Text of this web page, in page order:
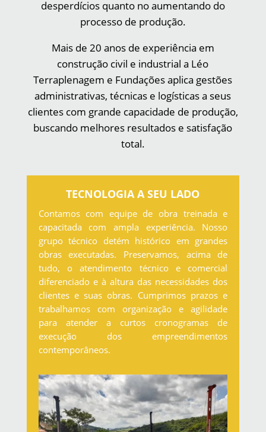
desperdícios quanto no aumentando do
processo de produção.
Mais de 20 anos de experiência em
construção civil e industrial a Léo
Terraplenagem e Fundações aplica gestões
administrativas, técnicas e logísticas a seus
clientes com grande capacidade de produção,
buscando melhores resultados e satisfação
total.
TECNOLOGIA A SEU LADO
Contamos com equipe de obra treinada e
capacitada com ampla experiência. Nosso
grupo técnico detém histórico em grandes
obras executadas. Preservamos, acima de
tudo, o atendimento técnico e comercial
diferenciado e à altura das necessidades dos
clientes e suas obras. Cumprimos prazos e
trabalhamos com organização e agilidade
para atender a curtos cronogramas de
execução dos empreendimentos
contemporâneos.